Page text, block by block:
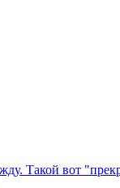
Такой вот